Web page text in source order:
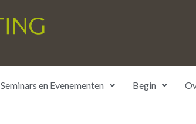
Seminars en Evenementen Begin